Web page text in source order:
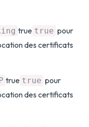
true true pour
des certificats
true true pour
des certificats